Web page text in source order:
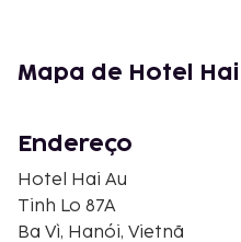
Làng cổ Đường Lâm - 11,1
Complexo Desportivo de
- 41,5 km/25,8 mi
Universidade do
km/25,9 mi
Mapa de Hotel Hai
Endereço
Hotel Hai Au
Tinh Lo 87A
Ba Vì, Hanói, Vietnã